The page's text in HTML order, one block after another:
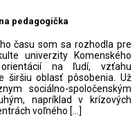
pedagogička
času som sa rozhodla pre
univerzity Komenského
na ľudí, vzťahu
širšiu oblasť pôsobenia. Už
sociálno-spoločenským
napríklad v krízových
voľného […]